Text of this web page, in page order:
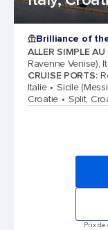
Brilliance of
ALLER SIMPLE AU
Ravenne Venise),
CRUISE PORTS:
Italie
Sicile
Croatie
Split,
Prix de